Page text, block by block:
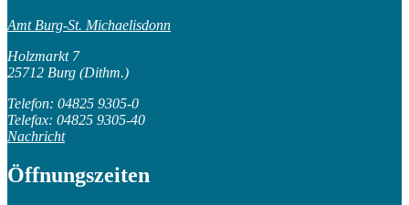
Amt Burg-St. Michaelisdonn
Holzmarkt 7
25712 Burg (Dithm.)
Telefon: 04825 9305-0
Telefax: 04825 9305-40
Nachricht
Öffnungszeiten